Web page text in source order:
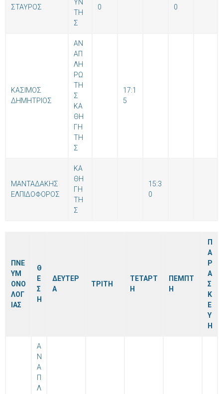
ΣΤΑΥΡΟΣ
ΥΝ
ΤΗ
Σ
0
0
ΚΑΣΙΜΟΣ
ΔΗΜΗΤΡΙΟΣ
ΑΝ
ΑΠ
ΛΗ
ΡΩ
ΤΗ
Σ
ΚΑ
ΘΗ
ΓΗ
ΤΗ
Σ
17:1
5
ΜΑΝΤΑΔΑΚΗΣ
ΕΛΠΙΔΟΦΟΡΟΣ
ΚΑ
ΘΗ
ΓΗ
ΤΗ
Σ
15:3
0
ΠΝΕ
ΥΜ
ΟΝΟ
ΛΟΓ
ΙΑΣ
Θ
Ε
Σ
Η
ΔΕΥΤΕΡ
Α
ΤΡΙΤΗ
ΤΕΤΑΡΤ
Η
ΠΕΜΠΤ
Η
Π
Α
Ρ
Α
Σ
Κ
Ε
Υ
Η
Α
Ν
Α
Π
Λ